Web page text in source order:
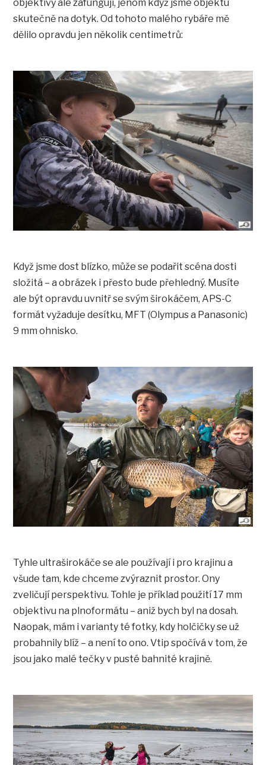
objektivy ale zafungují, jenom když jsme objektu
skutečně na dotyk. Od tohoto malého rybáře mě
dělilo opravdu jen několik centimetrů:
Když jsme dost blízko, může se podařit scéna dosti
složitá – a obrázek i přesto bude přehledný. Musíte
ale být opravdu uvnitř se svým širokáčem, APS-C
formát vyžaduje desítku, MFT (Olympus a Panasonic)
9 mm ohnisko.
Tyhle ultraširokáče se ale používají i pro krajinu a
všude tam, kde chceme zvýraznit prostor. Ony
zveličují perspektivu. Tohle je příklad použití 17 mm
objektivu na plnoformátu – aniž bych byl na dosah.
Naopak, mám i varianty té fotky, kdy holčičky se už
probahnily blíž – a není to ono. Vtip spočívá v tom, že
jsou jako malé tečky v pusté bahnité krajině.